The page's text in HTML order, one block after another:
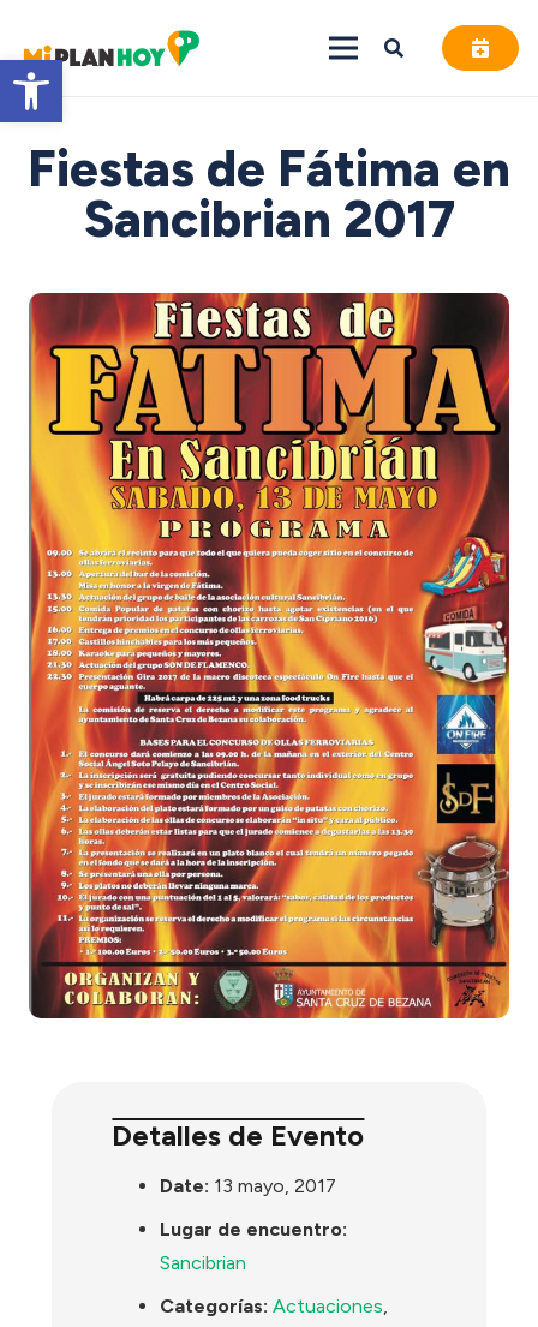
Abrir barra de herramientas
Fiestas de Fátima en
Sancibrian 2017
Detalles de Evento
Date: 13 mayo, 2017
Lugar de encuentro:
Sancibrian
Categorías: Actuaciones,